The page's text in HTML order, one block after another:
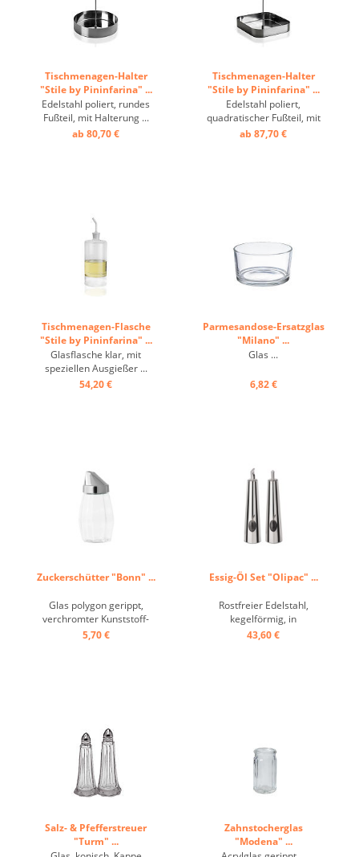
Tischmenagen-Halter
"Stile by Pininfarina" ...
Edelstahl poliert, rundes
Fußteil, mit Halterung ...
ab 80,70 €
Tischmenagen-Halter
"Stile by Pininfarina" ...
Edelstahl poliert,
quadratischer Fußteil, mit
Halterung ...
ab 87,70 €
Tischmenagen-Flasche
"Stile by Pininfarina" ...
Glasflasche klar, mit
speziellen Ausgießer ...
54,20 €
Parmesandose-Ersatzglas
"Milano" ...
Glas ...
6,82 €
Zuckerschütter "Bonn" ...
Glas polygon gerippt,
verchromter Kunststoff-
Deckel ...
5,70 €
Essig-Öl Set "Olipac" ...
Rostfreier Edelstahl,
kegelförmig, in
Geschenkverpackung ...
43,60 €
Salz- & Pfefferstreuer
"Turm" ...
Zahnstocherglas
"Modena" ...